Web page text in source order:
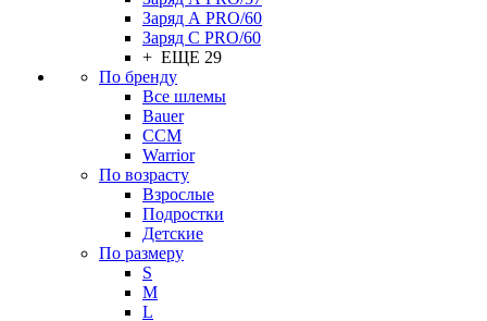
Заряд А PRO/60
Заряд С PRO/60
+ ЕЩЕ 29
По бренду
Все шлемы
Bauer
CCM
Warrior
По возрасту
Взрослые
Подростки
Детские
По размеру
S
M
L